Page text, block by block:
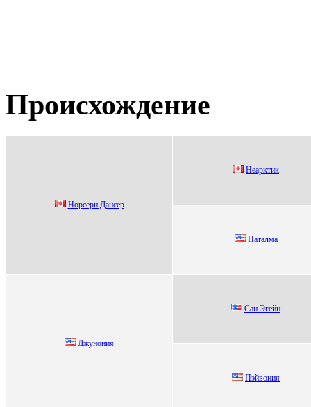
Происхождение
Hoрсeрн Дансeр
Hеарктик
Нaтaлмa
Джунoния
Сан Эгейн
Пэйвoния